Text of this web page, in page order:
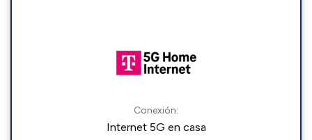
Conexión:
Internet 5G en casa